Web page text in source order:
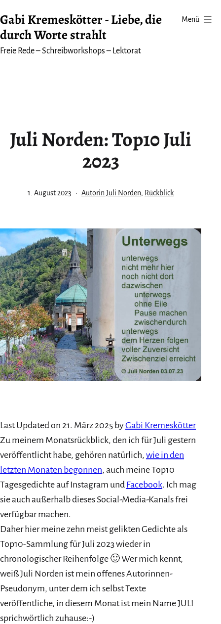
Inhalt
springen
Gabi Kremeskötter - Liebe, die
durch Worte strahlt
Freie Rede – Schreibworkshops – Lektorat
Menü
Juli Norden: Top10 Juli
2023
Veröffentlicht
1. August 2023
Kategorisiert
Autorin Juli Norden, Rückblick
Last Updated on 21. März 2025 byGabi Kremeskötter
Zu meinem Monatsrückblick, den ich für Juli gestern
veröffentlicht habe, gehören natürlich, wie in den
letzten Monaten begonnen, auch meine Top10
Tagesgedichte auf Instagram und Facebook. Ich mag
sie auch außerhalb dieses Social-Media-Kanals frei
verfügbar machen.
Daher hier meine zehn meist gelikten Gedichte als
Top10-Sammlung für Juli 2023 wieder in
chronologischer Reihenfolge 🙂 Wer mich kennt,
weiß Juli Norden ist mein offenes Autorinnen-
Pseudonym, unter dem ich selbst Texte
veröffentliche, in diesem Monat ist mein Name JULI
sprichwörtlich zuhause:-)